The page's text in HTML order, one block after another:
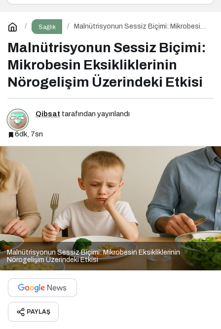
Sağlık
Malnütrisyonun Sessiz Biçimi: Mikrobesin
Malnütrisyonun Sessiz Biçimi:
Mikrobesin Eksikliklerinin
Nörogelişim Üzerindeki Etkisi
Qibsat tarafından yayınlandı
6dk, 7sn
Malnütrisyonun Sessiz Biçimi: Mikrobesin Eksikliklerinin
Nörogelişim Üzerindeki Etkisi
PAYLAŞ